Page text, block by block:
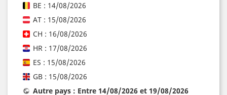
BE : 14/08/2026
AT : 15/08/2026
CH : 16/08/2026
HR : 17/08/2026
ES : 15/08/2026
GB : 15/08/2026
Autre pays : Entre 14/08/2026 et 19/08/2026